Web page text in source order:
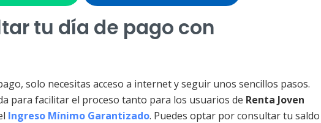
tu día de pago con
solo necesitas acceso a internet y seguir unos sencillos pasos.
para facilitar el proceso tanto para los usuarios de Renta Joven
Ingreso Mínimo Garantizado. Puedes optar por consultar tu saldo